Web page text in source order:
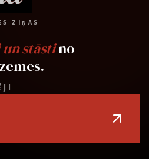
ZIŅAS
stāstino